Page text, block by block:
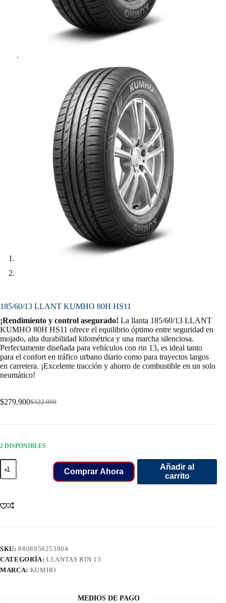
185/60/13 LLANT KUMHO 80H HS11
¡Rendimiento y control asegurado! La llanta 185/60/13 LLANT
KUMHO 80H HS11 ofrece el equilibrio óptimo entre seguridad en
mojado, alta durabilidad kilométrica y una marcha silenciosa.
Perfectamente diseñada para vehículos con rin 13, es ideal tanto
para el confort en tráfico urbano diario como para trayectos largos
en carretera. ¡Excelente tracción y ahorro de combustible en un solo
neumático!
$322.000
Original
was:
$279.900Current
is:
2 DISPONIBLES
185/60/13
LLANT
KUMHO
cantidad
Comprar Ahora
Añadir al
carrito
SKU:8808956253004
CATEGORÍA:LLANTAS RIN 13
MARCA: KUMHO
MEDIOS DE PAGO